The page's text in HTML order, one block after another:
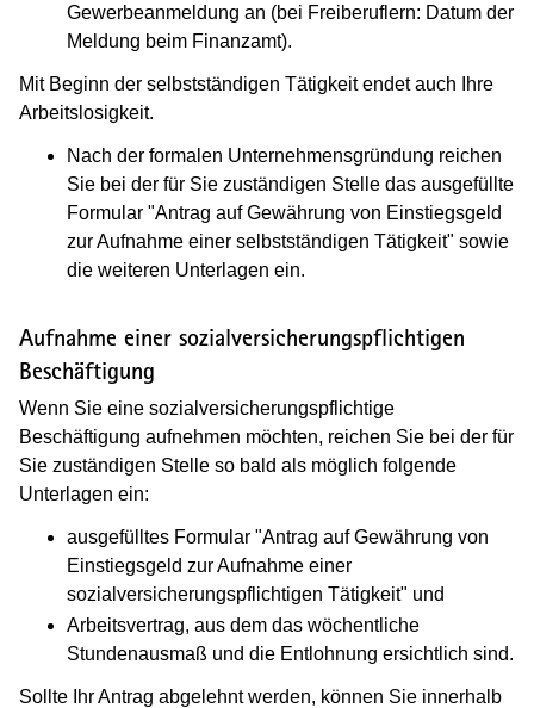
Gewerbeanmeldung an (bei Freiberuflern: Datum der
Meldung beim Finanzamt).
Mit Beginn der selbstständigen Tätigkeit endet auch Ihre
Arbeitslosigkeit.
Nach der formalen Unternehmensgründung reichen
Sie bei der für Sie zuständigen Stelle das ausgefüllte
Formular "Antrag auf Gewährung von Einstiegsgeld
zur Aufnahme einer selbstständigen Tätigkeit" sowie
die weiteren Unterlagen ein.
Aufnahme einer sozialversicherungspflichtigen
Beschäftigung
Wenn Sie eine sozialversicherungspflichtige
Beschäftigung aufnehmen möchten, reichen Sie bei der für
Sie zuständigen Stelle so bald als möglich folgende
Unterlagen ein:
ausgefülltes Formular "Antrag auf Gewährung von
Einstiegsgeld zur Aufnahme einer
sozialversicherungspflichtigen Tätigkeit" und
Arbeitsvertrag, aus dem das wöchentliche
Stundenausmaß und die Entlohnung ersichtlich sind.
Sollte Ihr Antrag abgelehnt werden, können Sie innerhalb